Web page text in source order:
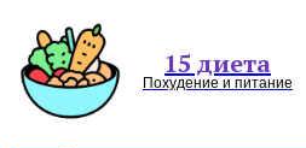
15 диета
Похудение и питание